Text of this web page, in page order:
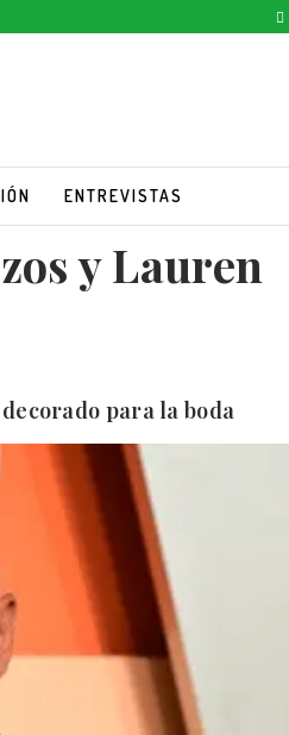
ENTREVISTAS
y Lauren
para la boda